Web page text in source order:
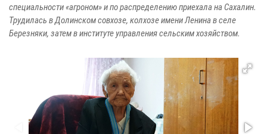
специальности «агроном» и по распределению приехала на Сахалин.
Трудилась в Долинском совхозе, колхозе имени Ленина в селе
Березняки, затем в институте управления сельским хозяйством.